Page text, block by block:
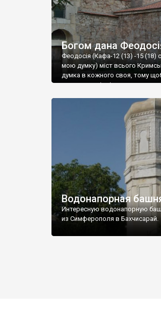
Богом дана
Феодосія (Кафа-12 (13) -15 (18)
мою думку) міст всього
думка в кожного своя, тому
запрошую відвідати це
Водонапорная
Интересную водонапорную
из Симферополя в Бахчисарай.